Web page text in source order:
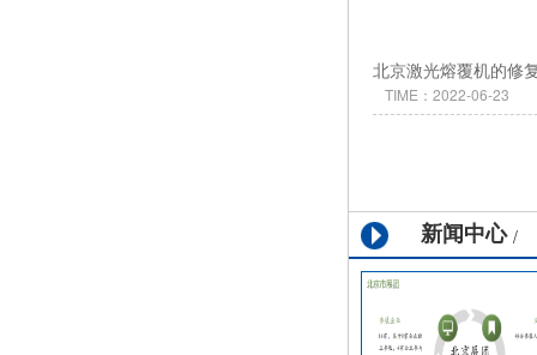
北京激光熔覆机的修
TIME：2022-06-23
新闻中心 /